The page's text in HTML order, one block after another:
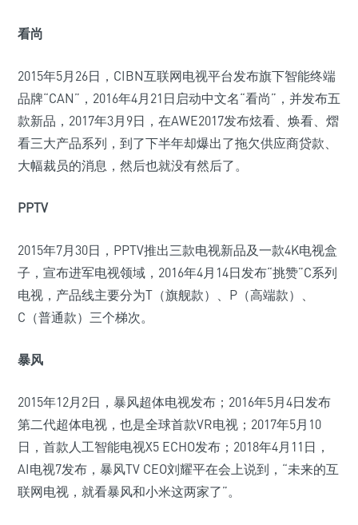
看尚
2015年5月26日，CIBN互联网电视平台发布旗下智能终端
品牌“CAN”，2016年4月21日启动中文名“看尚”，并发布五
款新品，2017年3月9日，在AWE2017发布炫看、焕看、熠
看三大产品系列，到了下半年却爆出了拖欠供应商贷款、
大幅裁员的消息，然后也就没有然后了。
PPTV
2015年7月30日，PPTV推出三款电视新品及一款4K电视盒
子，宣布进军电视领域，2016年4月14日发布“挑赞”C系列
电视，产品线主要分为T（旗舰款）、P（高端款）、
C（普通款）三个梯次。
暴风
2015年12月2日，暴风超体电视发布；2016年5月4日发布
第二代超体电视，也是全球首款VR电视；2017年5月10
日，首款人工智能电视X5 ECHO发布；2018年4月11日，
AI电视7发布，暴风TV CEO刘耀平在会上说到，“未来的互
联网电视，就看暴风和小米这两家了”。